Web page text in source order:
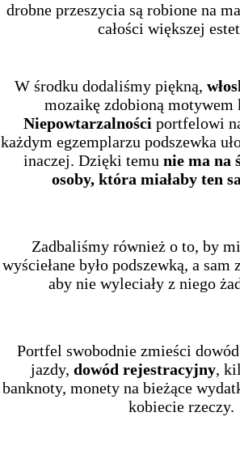
drobne przeszycia są robione na
całości większej
W środku dodaliśmy piękną,
mozaikę zdobioną
Niepowtarzalności portfelowi
każdym egzemplarzu podszewka
inaczej. Dzięki temu nie ma na
osoby, która miałaby ten
Zadbaliśmy również o to, by
wyściełane było podszewką, a sam
aby nie wyleciały z niego
Portfel swobodnie zmieści
jazdy, dowód rejestracyjny,
banknoty, monety na bieżące
kobiecie rzeczy.